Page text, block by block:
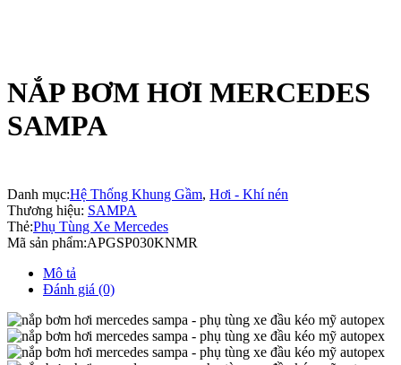
NẮP BƠM HƠI MERCEDES
SAMPA
Danh mục:Hệ Thống Khung Gầm, Hơi - Khí nén
Thương hiệu: SAMPA
Thẻ:Phụ Tùng Xe Mercedes
Mã sản phẩm:APGSP030KNMR
Mô tả
Đánh giá (0)